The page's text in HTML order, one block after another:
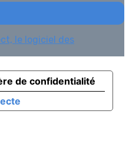
le logiciel des
de confidentialité